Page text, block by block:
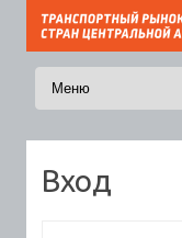
Перейти к
Вход